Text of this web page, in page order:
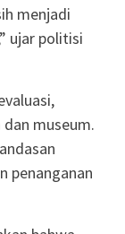
menjadi
ujar politisi
museum.
penanganan